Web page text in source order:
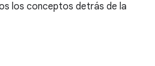
los conceptos detrás de la